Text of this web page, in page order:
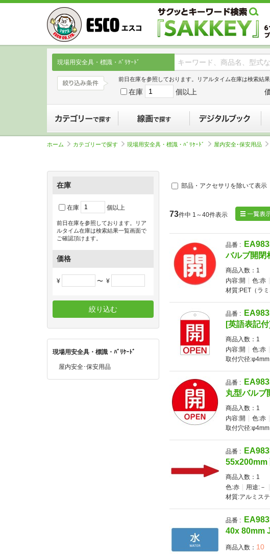
現場用安全具・標識・ﾊﾞﾘｹｰﾄﾞ
前日在庫を参照しております。リアルタイム在庫は検索結
在庫 個以上
ホーム カテゴリーで探す 現場用安全具・標識・ﾊﾞﾘｹｰﾄﾞ 屋内安全･保安用品
部品・アクセサリを除いて表示
73件中 1～40件表示
品番 :
バルブ開閉
商品入数： 1
内容:開
色:赤
材質:PET（ラミ
品番 :
[英語表記
商品入数： 1
内容:開
色:赤
取付穴径:φ4mm
品番 :
丸型バルブ
商品入数： 1
内容:開
色:赤
取付穴径:φ4mm
品番 :
55x200mm
商品入数： 1
色:赤
用途:－
材質:アルミス
品番 :
40x 80mm
商品入数： 10
在庫
在庫 個以上
前日在庫を参照しております。リア
ルタイム在庫は検索結果一覧画面で
ご確認頂けます。
価格
¥ 〜 ¥
絞り込む
現場用安全具・標識・ﾊﾞﾘｹｰﾄﾞ
屋内安全･保安用品